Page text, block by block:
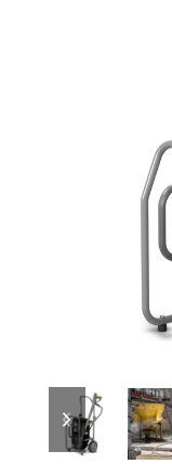
previous
slide
next
slide